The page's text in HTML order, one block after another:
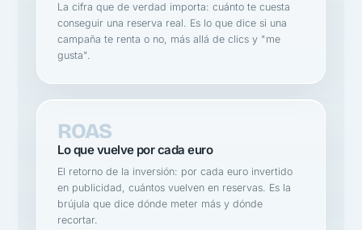
La cifra que de verdad importa: cuánto te cuesta
conseguir una reserva real. Es lo que dice si una
campaña te renta o no, más allá de clics y "me
gusta".
ROAS
Lo que vuelve por cada euro
El retorno de la inversión: por cada euro invertido
en publicidad, cuántos vuelven en reservas. Es la
brújula que dice dónde meter más y dónde
recortar.